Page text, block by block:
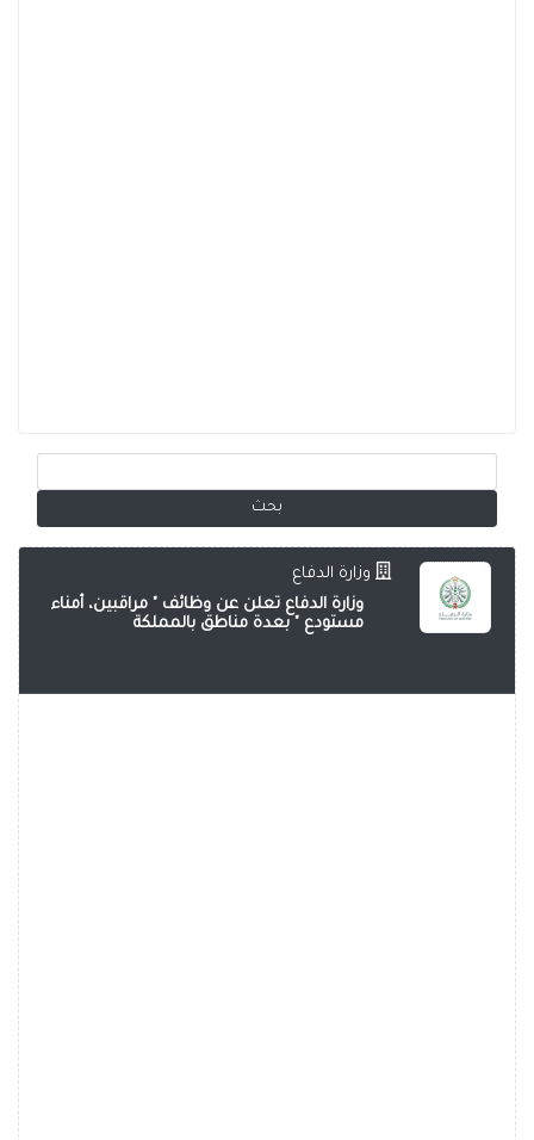
وزارة الدفاع
وزارة الدفاع تعلن عن وظائف " مراقبين، أمناء
مستودع " بعدة مناطق بالمملكة